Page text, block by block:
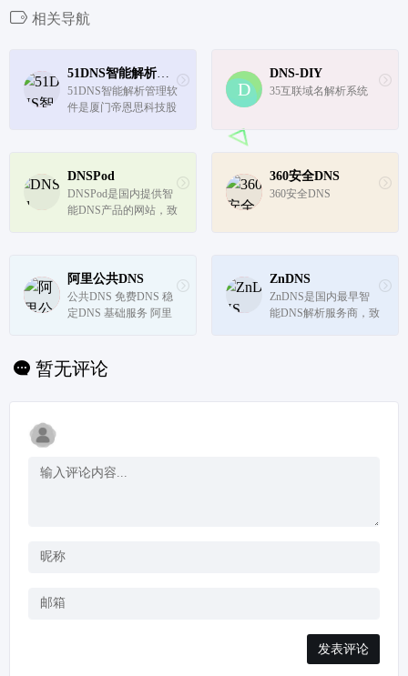
相关导航
51DNS智能解析管理软件
51DNS智能解析管理软
件是厦门帝恩思科技股
费和收费两种DNS智能
解析服务。软件自主研
发内核、可自建无限节
DNS-DIY
35互联域名解析系统
DNSPod
DNSPod是国内提供智
能DNS产品的网站，致
DNS免费解析。目前D
NSPod已经是国内最大
的免费DNS解析产品提
360安全DNS
360安全DNS
阿里公共DNS
公共DNS 免费DNS 稳
定DNS 基础服务 阿里
ZnDNS
ZnDNS是国内最早智
能DNS解析服务商，致
暂无评论
发表评论